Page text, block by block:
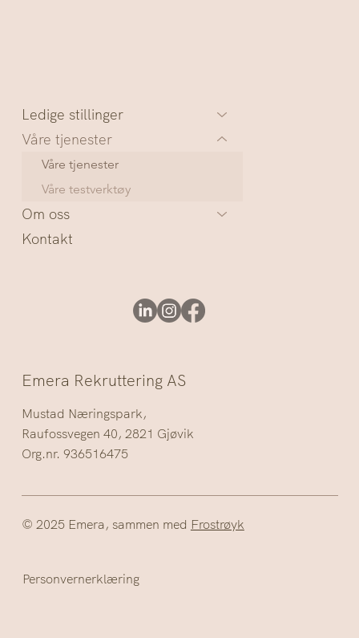
Ledige stillinger
Våre tjenester
Våre tjenester
Våre testverktøy
Om oss
Kontakt
Mustad Næringspark,
Raufossvegen 40, 2821 Gjøvik
Org.nr. 936516475
Emera Rekruttering AS
© 2025 Emera, sammen med Frostrøyk
Personvernerklæring